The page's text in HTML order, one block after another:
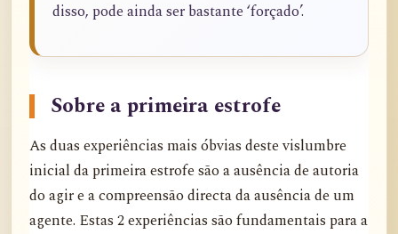
disso, pode ainda ser bastante ‘forçado’.
Sobre a primeira estrofe
As duas experiências mais óbvias deste vislumbre
inicial da primeira estrofe são a ausência de autoria
do agir e a compreensão directa da ausência de um
agente. Estas 2 experiências são fundamentais para a